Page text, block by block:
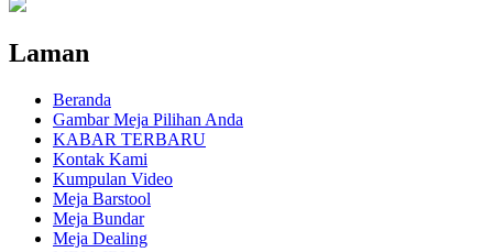
Laman
Beranda
Gambar Meja Pilihan Anda
KABAR TERBARU
Kontak Kami
Kumpulan Video
Meja Barstool
Meja Bundar
Meja Dealing